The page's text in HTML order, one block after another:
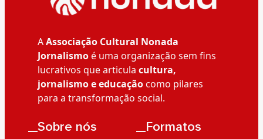
AAssociação Cultural Nonada
Jornalismoé uma organização sem fins
lucrativos que articula cultura,
jornalismo e educaçãocomo pilares
para a transformação social.
__Sobre nós __Formatos